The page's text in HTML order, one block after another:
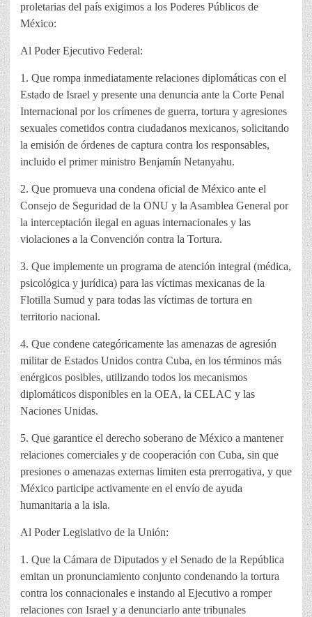
proletarias del país exigimos a los Poderes Públicos de
México:
Al Poder Ejecutivo Federal:
1. Que rompa inmediatamente relaciones diplomáticas con el
Estado de Israel y presente una denuncia ante la Corte Penal
Internacional por los crímenes de guerra, tortura y agresiones
sexuales cometidos contra ciudadanos mexicanos, solicitando
la emisión de órdenes de captura contra los responsables,
incluido el primer ministro Benjamín Netanyahu.
2. Que promueva una condena oficial de México ante el
Consejo de Seguridad de la ONU y la Asamblea General por
la interceptación ilegal en aguas internacionales y las
violaciones a la Convención contra la Tortura.
3. Que implemente un programa de atención integral (médica,
psicológica y jurídica) para las víctimas mexicanas de la
Flotilla Sumud y para todas las víctimas de tortura en
territorio nacional.
4. Que condene categóricamente las amenazas de agresión
militar de Estados Unidos contra Cuba, en los términos más
enérgicos posibles, utilizando todos los mecanismos
diplomáticos disponibles en la OEA, la CELAC y las
Naciones Unidas.
5. Que garantice el derecho soberano de México a mantener
relaciones comerciales y de cooperación con Cuba, sin que
presiones o amenazas externas limiten esta prerrogativa, y que
México participe activamente en el envío de ayuda
humanitaria a la isla.
Al Poder Legislativo de la Unión:
1. Que la Cámara de Diputados y el Senado de la República
emitan un pronunciamiento conjunto condenando la tortura
contra los connacionales e instando al Ejecutivo a romper
relaciones con Israel y a denunciarlo ante tribunales